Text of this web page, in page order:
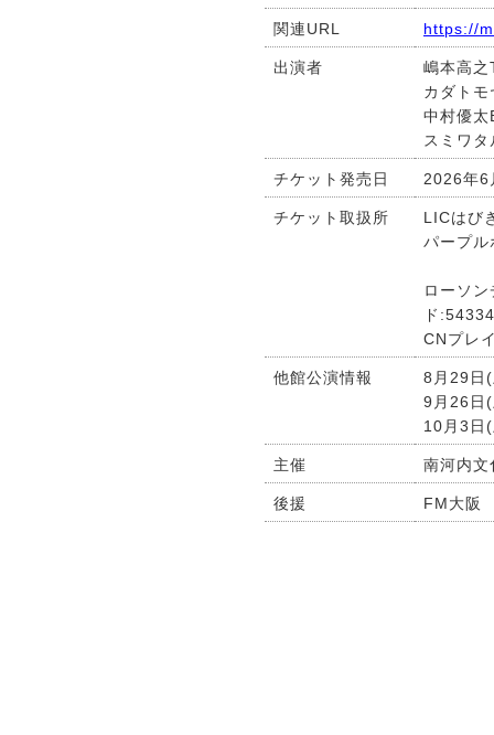
関連URL https://
出演者
嶋本高
カダト
中村優
スミワ
チケット発売日 2026年6
チケット取扱所
LICはび
パープル
ローソ
ド:54334
CNプレ
他館公演情報
8月29日
9月26日
10月3日
主催 南河内文
後援 FM大阪